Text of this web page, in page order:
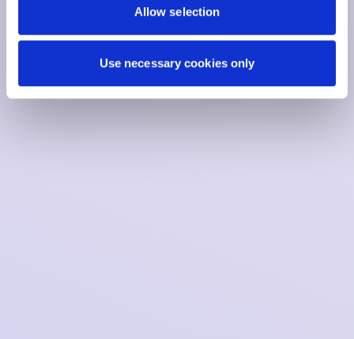
Allow selection
Use necessary cookies only